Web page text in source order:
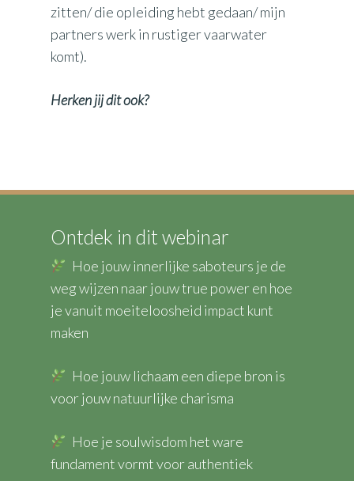
zitten/ die opleiding hebt gedaan/ mijn
partners werk in rustiger vaarwater
komt).
Herken jij dit ook?
Ontdek in dit webinar
Hoe jouw innerlijke saboteurs je de
weg wijzen naar jouw true power en hoe
je vanuit moeiteloosheid impact kunt
maken
Hoe jouw lichaam een diepe bron is
voor jouw natuurlijke charisma
Hoe je soulwisdom het ware
fundament vormt voor authentiek